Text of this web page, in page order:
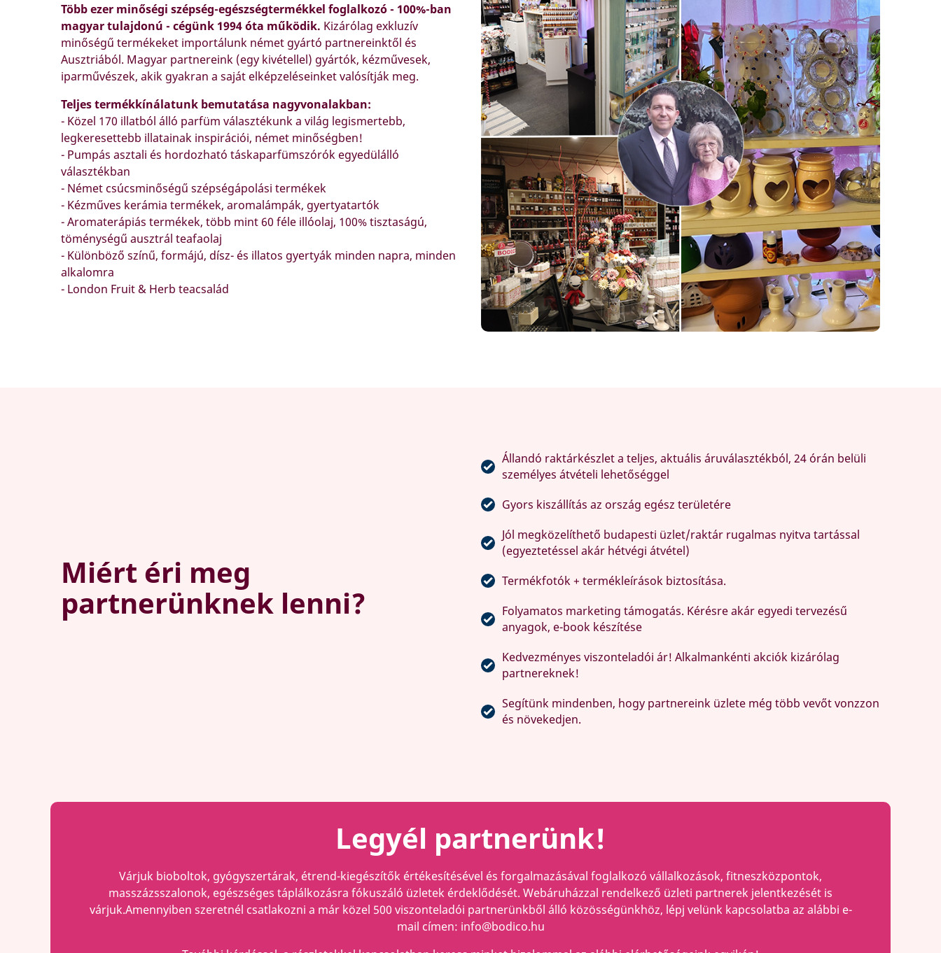
Több ezer minőségi szépség-egészségtermékkel foglalkozó - 100%-ban
magyar tulajdonú - cégünk 1994 óta működik. Kizárólag exkluzív
minőségű termékeket importálunk német gyártó partnereinktől és
Ausztriából. Magyar partnereink (egy kivétellel) gyártók, kézművesek,
iparművészek, akik gyakran a saját elképzeléseinket valósítják meg.
Teljes termékkínálatunk bemutatása nagyvonalakban:
- Közel 170 illatból álló parfüm választékunk a világ legismertebb,
legkeresettebb illatainak inspirációi, német minőségben!
- Pumpás asztali és hordozható táskaparfümszórók egyedülálló
választékban
- Német csúcsminőségű szépségápolási termékek
- Kézműves kerámia termékek, aromalámpák, gyertyatartók
- Aromaterápiás termékek, több mint 60 féle illóolaj, 100% tisztaságú,
töménységű ausztrál teafaolaj
- Különböző színű, formájú, dísz- és illatos gyertyák minden napra, minden
alkalomra
- London Fruit & Herb teacsalád
Miért éri meg
partnerünknek lenni?
Állandó raktárkészlet a teljes, aktuális áruválasztékból, 24 órán belüli
személyes átvételi lehetőséggel
Gyors kiszállítás az ország egész területére
Jól megközelíthető budapesti üzlet/raktár rugalmas nyitva tartással
(egyeztetéssel akár hétvégi átvétel)
Termékfotók + termékleírások biztosítása.
Folyamatos marketing támogatás. Kérésre akár egyedi tervezésű
anyagok, e-book készítése
Kedvezményes viszonteladói ár! Alkalmankénti akciók kizárólag
partnereknek!
Segítünk mindenben, hogy partnereink üzlete még több vevőt vonzzon
és növekedjen.
Legyél partnerünk!
Várjuk bioboltok, gyógyszertárak, étrend-kiegészítők értékesítésével és forgalmazásával foglalkozó vállalkozások, fitneszközpontok,
masszázsszalonok, egészséges táplálkozásra fókuszáló üzletek érdeklődését. Webáruházzal rendelkező üzleti partnerek jelentkezését is
várjuk.Amennyiben szeretnél csatlakozni a már közel 500 viszonteladói partnerünkből álló közösségünkhöz, lépj velünk kapcsolatba az alábbi e-
mail címen: info@bodico.hu